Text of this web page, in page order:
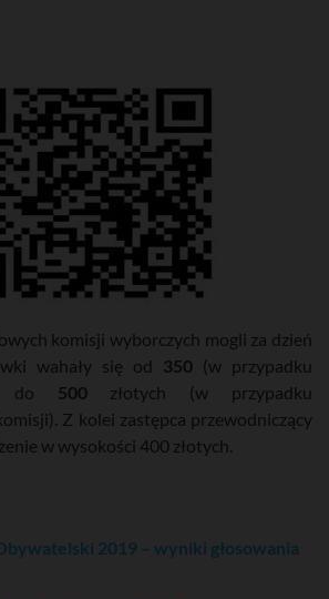
komisji wyborczych mogli za dzień
wahały się od 350 (w przypadku
do
500złotych (w przypadku
Z kolei zastępca przewodniczący
w wysokości 400 złotych.
2019 – wyniki głosowania